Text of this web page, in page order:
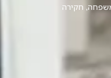
, חקירה